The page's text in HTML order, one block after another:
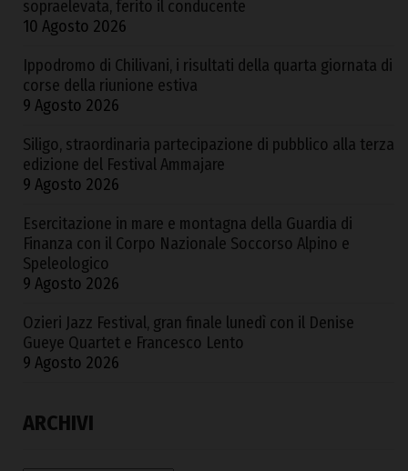
sopraelevata, ferito il conducente
10 Agosto 2026
Ippodromo di Chilivani, i risultati della quarta giornata di
corse della riunione estiva
9 Agosto 2026
Siligo, straordinaria partecipazione di pubblico alla terza
edizione del Festival Ammajare
9 Agosto 2026
Esercitazione in mare e montagna della Guardia di
Finanza con il Corpo Nazionale Soccorso Alpino e
Speleologico
9 Agosto 2026
Ozieri Jazz Festival, gran finale lunedì con il Denise
Gueye Quartet e Francesco Lento
9 Agosto 2026
ARCHIVI